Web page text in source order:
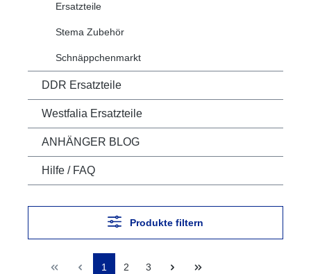
Ersatzteile
Stema Zubehör
Schnäppchenmarkt
DDR Ersatzteile
Westfalia Ersatzteile
ANHÄNGER BLOG
Hilfe / FAQ
Produkte filtern
1 2 3